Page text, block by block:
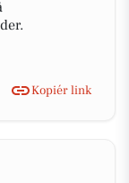
Kopiér link